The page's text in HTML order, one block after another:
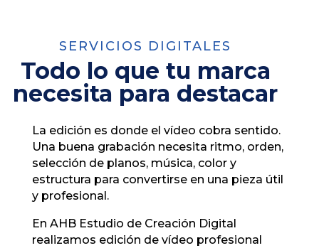
SERVICIOS DIGITALES
Todo lo que tu marca
necesita para destacar
La edición es donde el vídeo cobra sentido.
Una buena grabación necesita ritmo, orden,
selección de planos, música, color y
estructura para convertirse en una pieza útil
y profesional.
En AHB Estudio de Creación Digital
realizamos edición de vídeo profesional